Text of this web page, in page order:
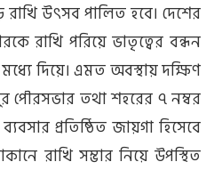
উৎসব পালিত হবে। দেশের
রাখি পরিয়ে ভাতৃত্বের বন্ধন
দিয়ে। এমত অবস্থায় দক্ষিণ
পৌরসভার তথা শহরের ৭ নম্বর
প্রতিষ্ঠিত জায়গা হিসেবে
রাখি সম্ভার নিয়ে উপস্থিত